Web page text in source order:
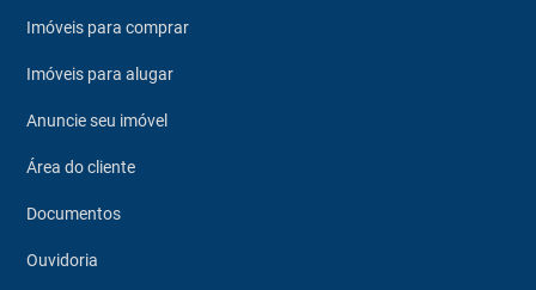
Imóveis para comprar
Imóveis para alugar
Anuncie seu imóvel
Área do cliente
Documentos
Ouvidoria